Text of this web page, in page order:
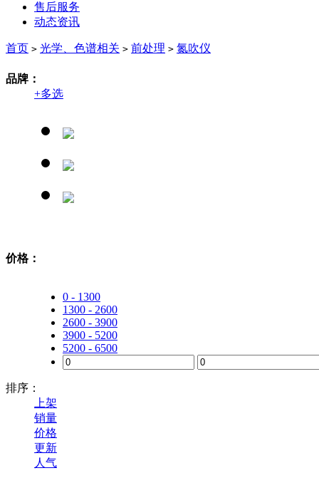
售后服务
动态资讯
首页 > 光学、色谱相关 > 前处理 > 氮吹仪
品牌：
+多选
价格：
0 - 1300
1300 - 2600
2600 - 3900
3900 - 5200
5200 - 6500
排序：
上架
销量
价格
更新
人气